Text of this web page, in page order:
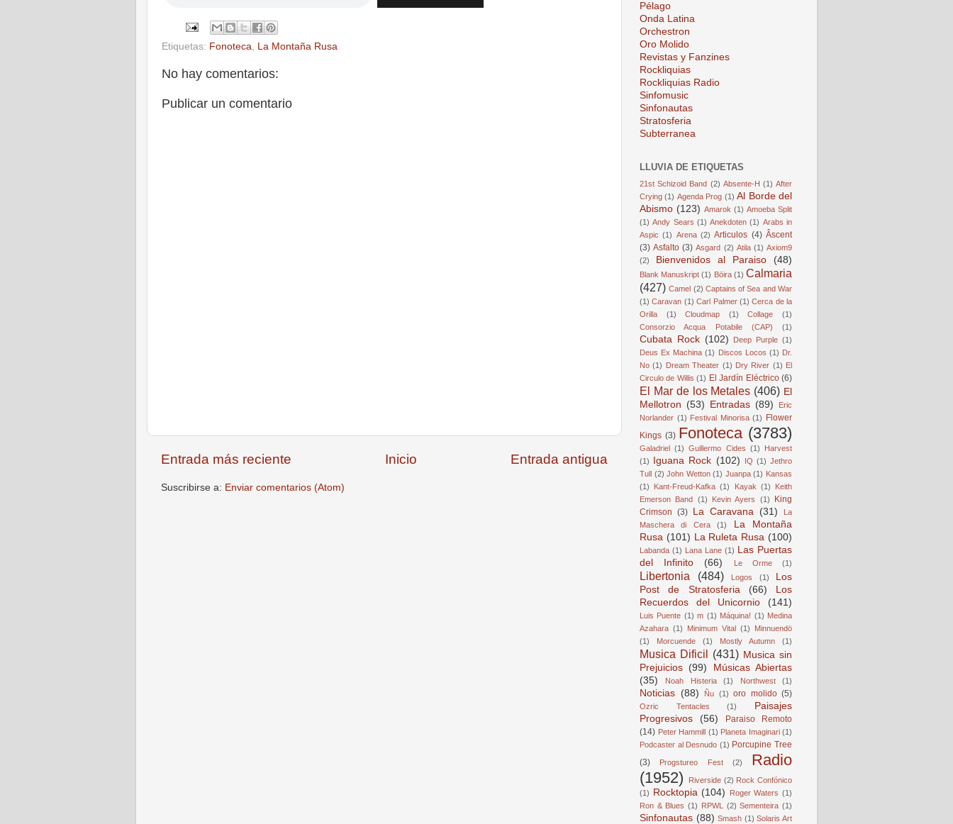
Etiquetas: Fonoteca, La Montaña Rusa
No hay comentarios:
Publicar un comentario
Entrada más reciente Entrada antigua
Inicio
Suscribirse a: Enviar comentarios (Atom)
Pélago
Onda Latina
Orchestron
Oro Molido
Revistas y Fanzines
Rockliquias
Rockliquias Radio
Sinfomusic
Sinfonautas
Stratosferia
Subterranea
LLUVIA DE ETIQUETAS
21st Schizoid Band (2) Absente-H (1) After
Crying (1) Agenda Prog (1) Al Borde del
Abismo (123) Amarok (1) Amoeba Split
(1) Andy Sears (1) Anekdoten (1) Arabs in
Aspic (1) Arena (2) Articulos (4) Âscent
(3) Asfalto (3) Asgard (2) Atila (1) Axiom9
(2)
Bienvenidos al Paraiso (48)
Blank Manuskript (1) Böira (1) Calmaria
(427) Camel (2) Captains of Sea and War
(1) Caravan (1) Carl Palmer (1) Cerca de la
Orilla
(1) Cloudmap (1) Collage
(1)
Consorzio Acqua Potabile (CAP)
(1)
Cubata Rock (102) Deep Purple (1)
Deus Ex Machina (1) Discos Locos (1) Dr.
No (1) Dream Theater (1) Dry River (1) El
Circulo de Willis (1) El Jardín Eléctrico (6)
El Mar de los Metales (406) El
Mellotron (53) Entradas (89)
Eric
Norlander (1) Festival Minorisa (1) Flower
Kings (3) Fonoteca (3783)
Galadriel (1) Guillermo Cides (1)
Harvest
(1) Iguana Rock (102) IQ (1) Jethro
Tull (2) John Wetton (1) Juanpa (1) Kansas
(1)
Kant-Freud-Kafka (1) Kayak (1)
Keith
Emerson Band (1) Kevin Ayers (1)
King
Crimson (3) La Caravana (31)
La
Maschera di Cera
(1)
La Montaña
Rusa (101) La Ruleta Rusa (100)
Labanda (1) Lana Lane (1) Las Puertas
del Infinito
(66) Le Orme (1)
Libertonia (484) Logos (1)
Los
Post de Stratosferia
(66)
Los
Recuerdos del Unicornio
(141)
Luis Puente (1) m (1) Máquina! (1) Medina
Azahara (1) Minimum Vital (1)
Minnuendö
(1)
Morcuende (1) Mostly Autumn (1)
Musica Dificil (431) Musica sin
Prejuicios (99)
Músicas Abiertas
(35)
Noah Histeria (1) Northwest (1)
Noticias (88) Ñu (1) oro molido (5)
Ozric Tentacles (1)
Paisajes
Progresivos
(56)
Paraiso Remoto
(14) Peter Hammill (1) Planeta Imaginari (1)
Podcaster al Desnudo (1) Porcupine Tree
(3)
Progstureo Fest (2)
Radio
(1952)
Riverside (2) Rock Confónico
(1) Rocktopia (104) Roger Waters (1)
Ron & Blues (1) RPWL (2) Sementeira (1)
Sinfonautas (88) Smash (1) Solaris Art